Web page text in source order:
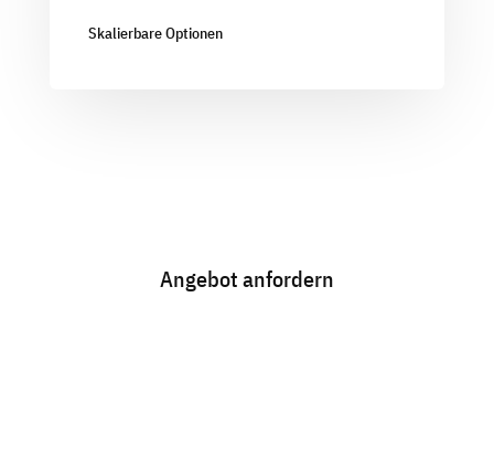
Skalierbare Optionen
Angebot anfordern